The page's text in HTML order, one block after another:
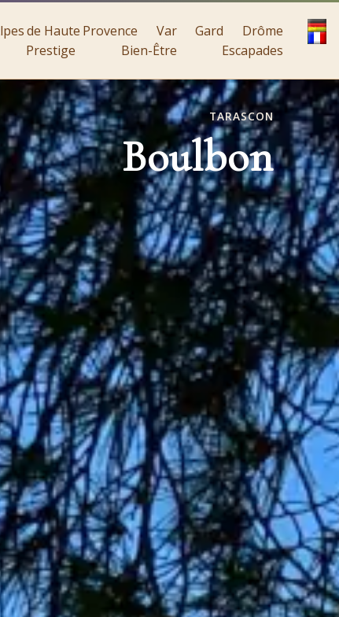
Alpes de Haute Provence Var Gard
Drôme
Prestige Bien-Être Escapades
TARASCON
Boulbon